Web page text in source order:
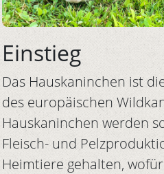
Einstieg
Das Hauskaninchen ist
des europäischen
Hauskaninchen werden
Fleisch- und
Heimtiere gehalten,